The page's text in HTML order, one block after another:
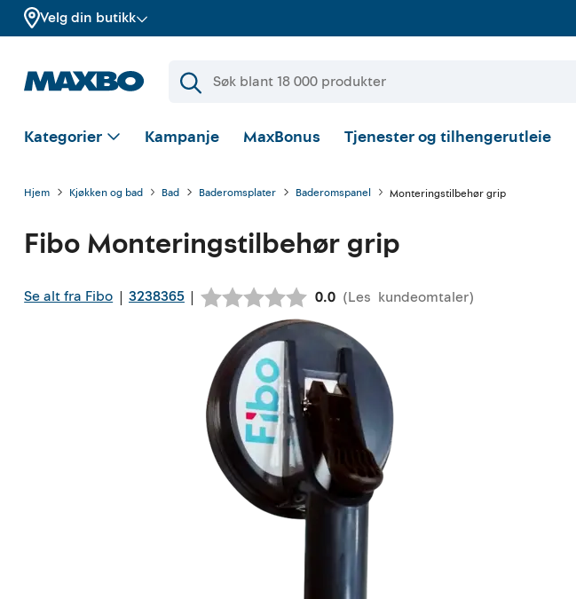
Velg din butikk
Kategorier Kampanje MaxBonus Tjenester og tilhengerutleie
Hjem Kjøkken og bad Bad Baderomsplater Baderomspanel Monteringstilbehør grip
Fibo Monteringstilbehør grip
Se alt fra Fibo | 3238365 | Gjennomsnittskarakter:
0.0 (Les kundeomtaler)